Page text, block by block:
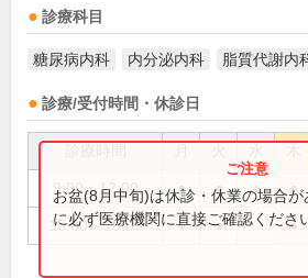
診療科目
糖尿病内科 内分泌内科 脂質代謝内
診療/受付時間・休診日
9:00～12:00 ● ● ● ●
15:00～18:00 ● ● ●
お盆(8月中旬)は休診・休業の場合
に必ず医療機関に直接ご確認くださ